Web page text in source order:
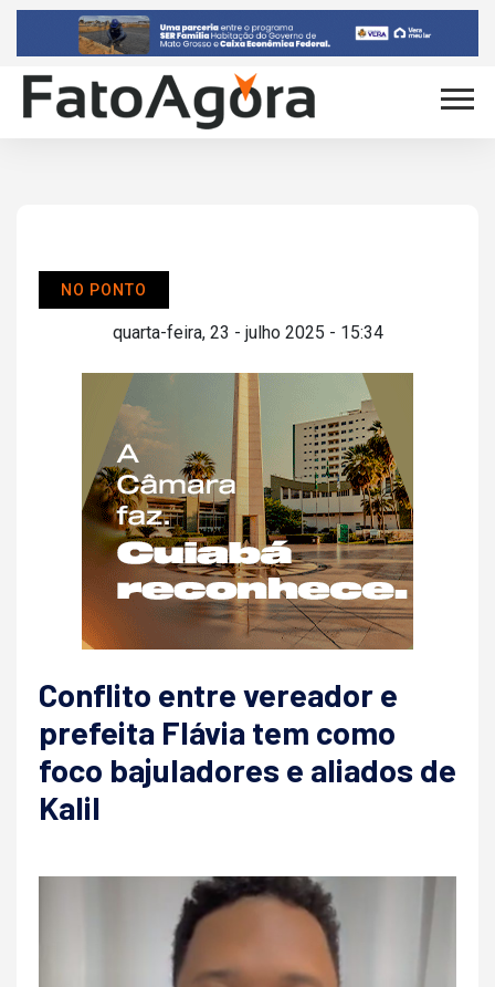
NO PONTO
quarta-feira, 23 - julho 2025 - 15:34
Conflito entre vereador e
prefeita Flávia tem como
foco bajuladores e aliados de
Kalil